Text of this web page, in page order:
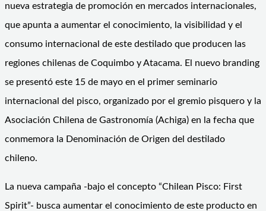
nueva estrategia de promoción en mercados internacionales,
que apunta a aumentar el conocimiento, la visibilidad y el
consumo internacional de este destilado que producen las
regiones chilenas de Coquimbo y Atacama. El nuevo branding
se presentó este 15 de mayo en el primer seminario
internacional del pisco, organizado por el gremio pisquero y la
Asociación Chilena de Gastronomía (Achiga) en la fecha que
conmemora la Denominación de Origen del destilado
chileno.
La nueva campaña -bajo el concepto “Chilean Pisco: First
Spirit”- busca aumentar el conocimiento de este producto en